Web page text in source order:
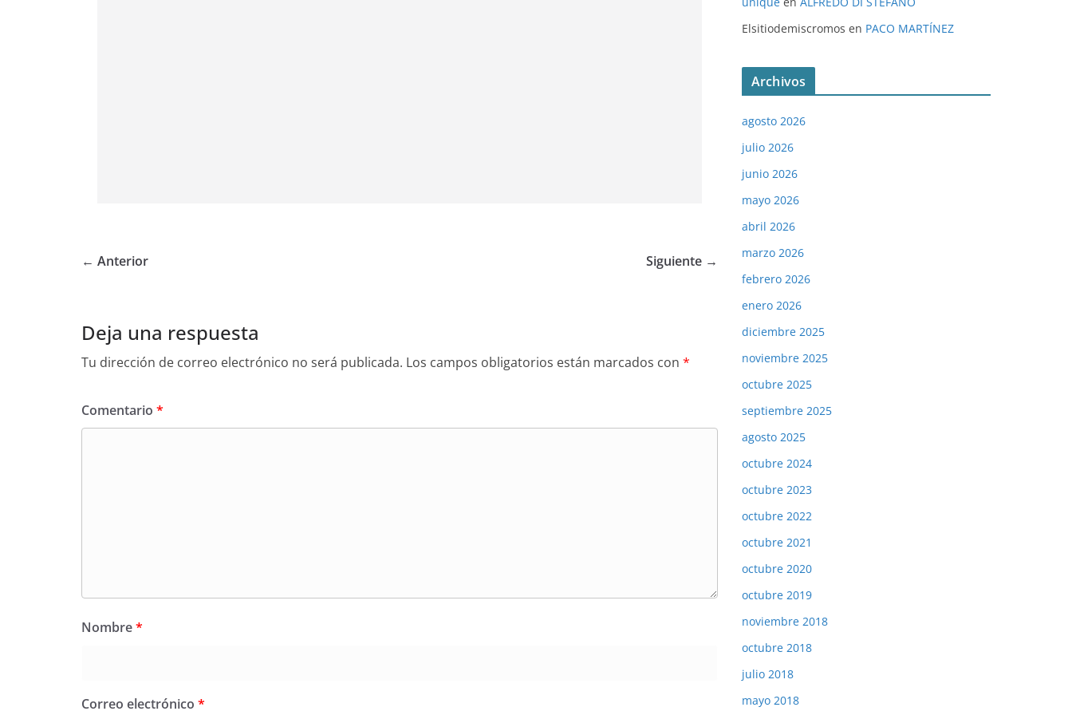
← Anterior Siguiente →
Deja una respuesta
Tu dirección de correo electrónico no será publicada. Los campos obligatorios están marcados con *
Comentario *
Nombre*
Correo electrónico *
Elsitiodemiscromos en PACO MARTÍNEZ
Archivos
agosto 2026
julio 2026
junio 2026
mayo 2026
abril 2026
marzo 2026
febrero 2026
enero 2026
diciembre 2025
noviembre 2025
octubre 2025
septiembre 2025
agosto 2025
octubre 2024
octubre 2023
octubre 2022
octubre 2021
octubre 2020
octubre 2019
noviembre 2018
octubre 2018
julio 2018
mayo 2018